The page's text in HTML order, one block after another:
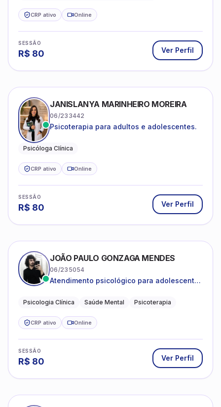
CRP ativo Online
SESSÃO
R$ 80 Ver Perfil
JANISLANYA MARINHEIRO MOREIRA
06/233442
Psicoterapia para adultos e adolescentes.
Psicóloga Clínica
CRP ativo Online
SESSÃO
R$ 80 Ver Perfil
JOÃO PAULO GONZAGA MENDES
06/235054
Atendimento psicológico para adolescentes
depressão e autoestima.
Psicologia Clínica Saúde Mental Psicoterapia
CRP ativo Online
SESSÃO
R$ 80 Ver Perfil